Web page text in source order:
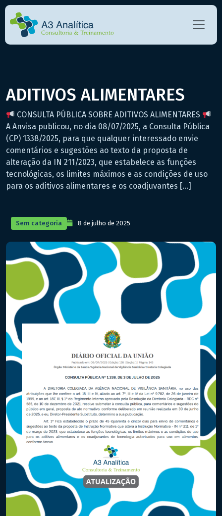
ADITIVOS ALIMENTARES
CONSULTA PÚBLICA SOBRE ADITIVOS ALIMENTARES
A Anvisa publicou, no dia 08/07/2025, a Consulta Pública
(CP) 1338/2025, para que qualquer interessado envie
comentários e sugestões ao texto da proposta de
alteração da IN 211/2023, que estabelece as funções
tecnológicas, os limites máximos e as condições de uso
para os aditivos alimentares e os coadjuvantes […]
Sem categoria 8 de julho de 2025